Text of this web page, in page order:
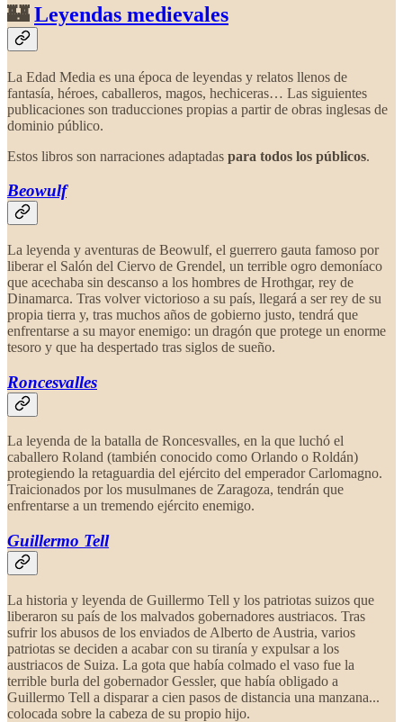
🏰Leyendas medievales
La Edad Media es una época de leyendas y relatos llenos de
fantasía, héroes, caballeros, magos, hechiceras… Las siguientes
publicaciones son traducciones propias a partir de obras inglesas de
dominio público.
Estos libros son narraciones adaptadas para todos los públicos.
Beowulf
La leyenda y aventuras de Beowulf, el guerrero gauta famoso por
liberar el Salón del Ciervo de Grendel, un terrible ogro demoníaco
que acechaba sin descanso a los hombres de Hrothgar, rey de
Dinamarca. Tras volver victorioso a su país, llegará a ser rey de su
propia tierra y, tras muchos años de gobierno justo, tendrá que
enfrentarse a su mayor enemigo: un dragón que protege un enorme
tesoro y que ha despertado tras siglos de sueño.
Roncesvalles
La leyenda de la batalla de Roncesvalles, en la que luchó el
caballero Roland (también conocido como Orlando o Roldán)
protegiendo la retaguardia del ejército del emperador Carlomagno.
Traicionados por los musulmanes de Zaragoza, tendrán que
enfrentarse a un tremendo ejército enemigo.
Guillermo Tell
La historia y leyenda de Guillermo Tell y los patriotas suizos que
liberaron su país de los malvados gobernadores austriacos. Tras
sufrir los abusos de los enviados de Alberto de Austria, varios
patriotas se deciden a acabar con su tiranía y expulsar a los
austriacos de Suiza. La gota que había colmado el vaso fue la
terrible burla del gobernador Gessler, que había obligado a
Guillermo Tell a disparar a cien pasos de distancia una manzana...
colocada sobre la cabeza de su propio hijo.